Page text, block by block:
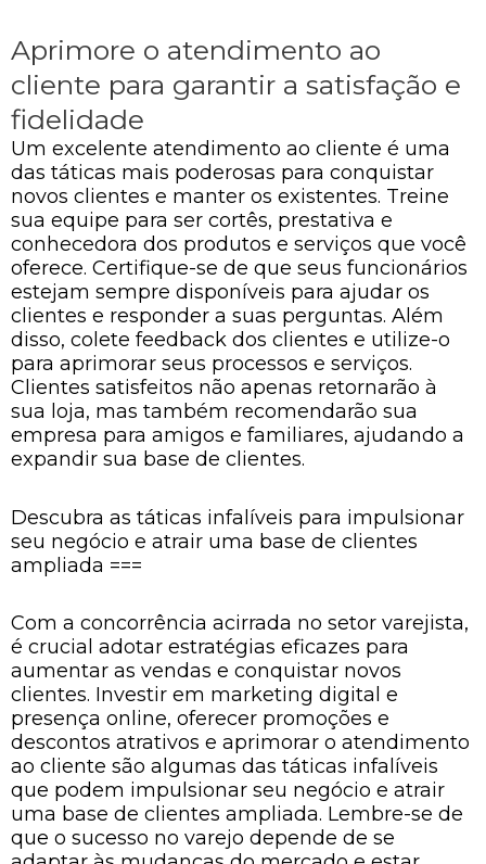
Aprimore o atendimento ao
cliente para garantir a satisfação e
fidelidade
Um excelente atendimento ao cliente é uma
das táticas mais poderosas para conquistar
novos clientes e manter os existentes. Treine
sua equipe para ser cortês, prestativa e
conhecedora dos produtos e serviços que você
oferece. Certifique-se de que seus funcionários
estejam sempre disponíveis para ajudar os
clientes e responder a suas perguntas. Além
disso, colete feedback dos clientes e utilize-o
para aprimorar seus processos e serviços.
Clientes satisfeitos não apenas retornarão à
sua loja, mas também recomendarão sua
empresa para amigos e familiares, ajudando a
expandir sua base de clientes.
Descubra as táticas infalíveis para impulsionar
seu negócio e atrair uma base de clientes
ampliada ===
Com a concorrência acirrada no setor varejista,
é crucial adotar estratégias eficazes para
aumentar as vendas e conquistar novos
clientes. Investir em marketing digital e
presença online, oferecer promoções e
descontos atrativos e aprimorar o atendimento
ao cliente são algumas das táticas infalíveis
que podem impulsionar seu negócio e atrair
uma base de clientes ampliada. Lembre-se de
que o sucesso no varejo depende de se